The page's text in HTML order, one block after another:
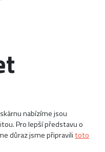
nabízíme jsou
Pro lepší představu o
důraz jsme připravilitoto